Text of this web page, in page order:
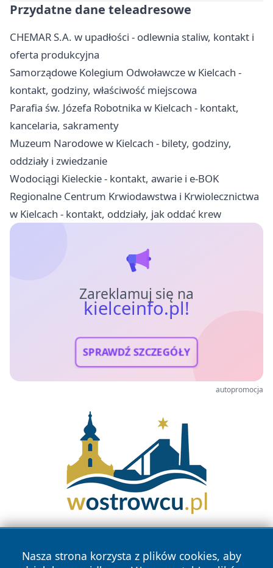
Przydatne dane teleadresowe
CHEMAR S.A. w upadłości - odlewnia staliw, kontakt i
oferta produkcyjna
Samorządowe Kolegium Odwoławcze w Kielcach -
kontakt, godziny, właściwość miejscowa
Parafia św. Józefa Robotnika w Kielcach - kontakt,
kancelaria, sakramenty
Muzeum Narodowe w Kielcach - bilety, godziny,
oddziały i zwiedzanie
Wodociągi Kieleckie - kontakt, awarie i e-BOK
Regionalne Centrum Krwiodawstwa i Krwiolecznictwa
w Kielcach - kontakt, oddziały, jak oddać krew
Zareklamuj się na
kielceinfo.pl!
SPRAWDŹ SZCZEGÓŁY
autopromocja
Nasza strona korzysta z plików cookies, aby